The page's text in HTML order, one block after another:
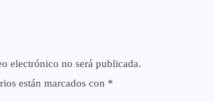
electrónico no será publicada.
están marcados con *